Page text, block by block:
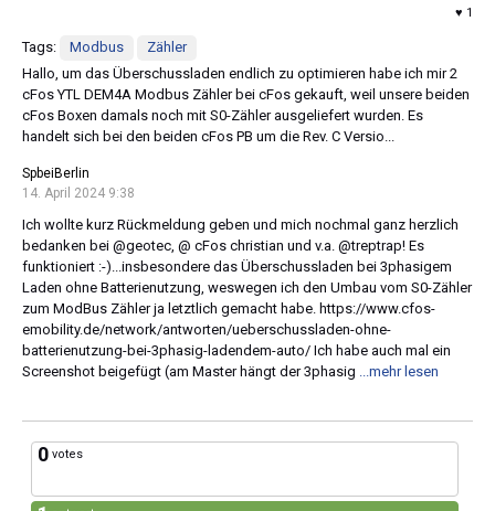
♥ 1
Tags: Modbus
Zähler
Hallo, um das Überschussladen endlich zu optimieren habe ich mir 2
cFos YTL DEM4A Modbus Zähler bei cFos gekauft, weil unsere beiden
cFos Boxen damals noch mit S0-Zähler ausgeliefert wurden. Es
handelt sich bei den beiden cFos PB um die Rev. C Versio...
SpbeiBerlin
14. April 2024 9:38
Ich wollte kurz Rückmeldung geben und mich nochmal ganz herzlich
bedanken bei @geotec, @ cFos christian und v.a. @treptrap! Es
funktioniert :-)...insbesondere das Überschussladen bei 3phasigem
Laden ohne Batterienutzung, weswegen ich den Umbau vom S0-Zähler
zum ModBus Zähler ja letztlich gemacht habe. https://www.cfos-
emobility.de/network/antworten/ueberschussladen-ohne-
batterienutzung-bei-3phasig-ladendem-auto/ Ich habe auch mal ein
Screenshot beigefügt (am Master hängt der 3phasig ...mehr lesen
0 votes